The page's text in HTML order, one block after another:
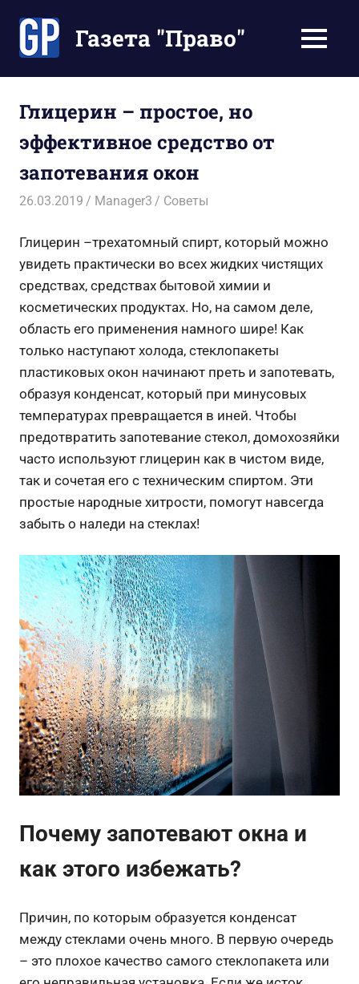
содержимомуГазета "Право"
Ваше
время
МЕНЮ
Глицерин – простое, но
эффективное средство от
запотевания окон
26.03.2019 Manager3 Советы
Глицерин –трехатомный спирт, который можно
увидеть практически во всех жидких чистящих
средствах, средствах бытовой химии и
косметических продуктах. Но, на самом деле,
область его применения намного шире! Как
только наступают холода, стеклопакеты
пластиковых окон начинают преть и запотевать,
образуя конденсат, который при минусовых
температурах превращается в иней. Чтобы
предотвратить запотевание стекол, домохозяйки
часто используют глицерин как в чистом виде,
так и сочетая его с техническим спиртом. Эти
простые народные хитрости, помогут навсегда
забыть о наледи на стеклах!
Почему запотевают окна и
как этого избежать?
Причин, по которым образуется конденсат
между стеклами очень много. В первую очередь
– это плохое качество самого стеклопакета или